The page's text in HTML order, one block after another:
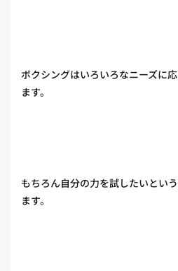
ボクシングはいろいろなニーズに
ます。
もちろん自分の力を試したいとい
ます。